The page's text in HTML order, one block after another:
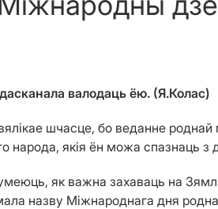
валодаць ёю. (Я.Колас)
шчасце, бо веданне роднай
народа, якія ён можа
як важна захаваць на
назву Міжнароднага дня